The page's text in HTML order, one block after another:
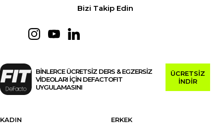
Bizi Takip Edin
BİNLERCE ÜCRETSİZ DERS & EGZERSİZ
VİDEOLARI İÇİN DEFACTOFIT
UYGULAMASINI
ÜCRETSİZ
İNDİR
KADIN
ERKEK